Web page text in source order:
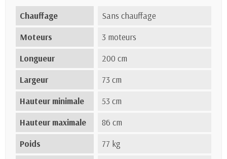
Chauffage
Sans chauffage
Moteurs
3 moteurs
Longueur
200 cm
Largeur
73 cm
Hauteur minimale
53 cm
Hauteur maximale
86 cm
Poids
77 kg